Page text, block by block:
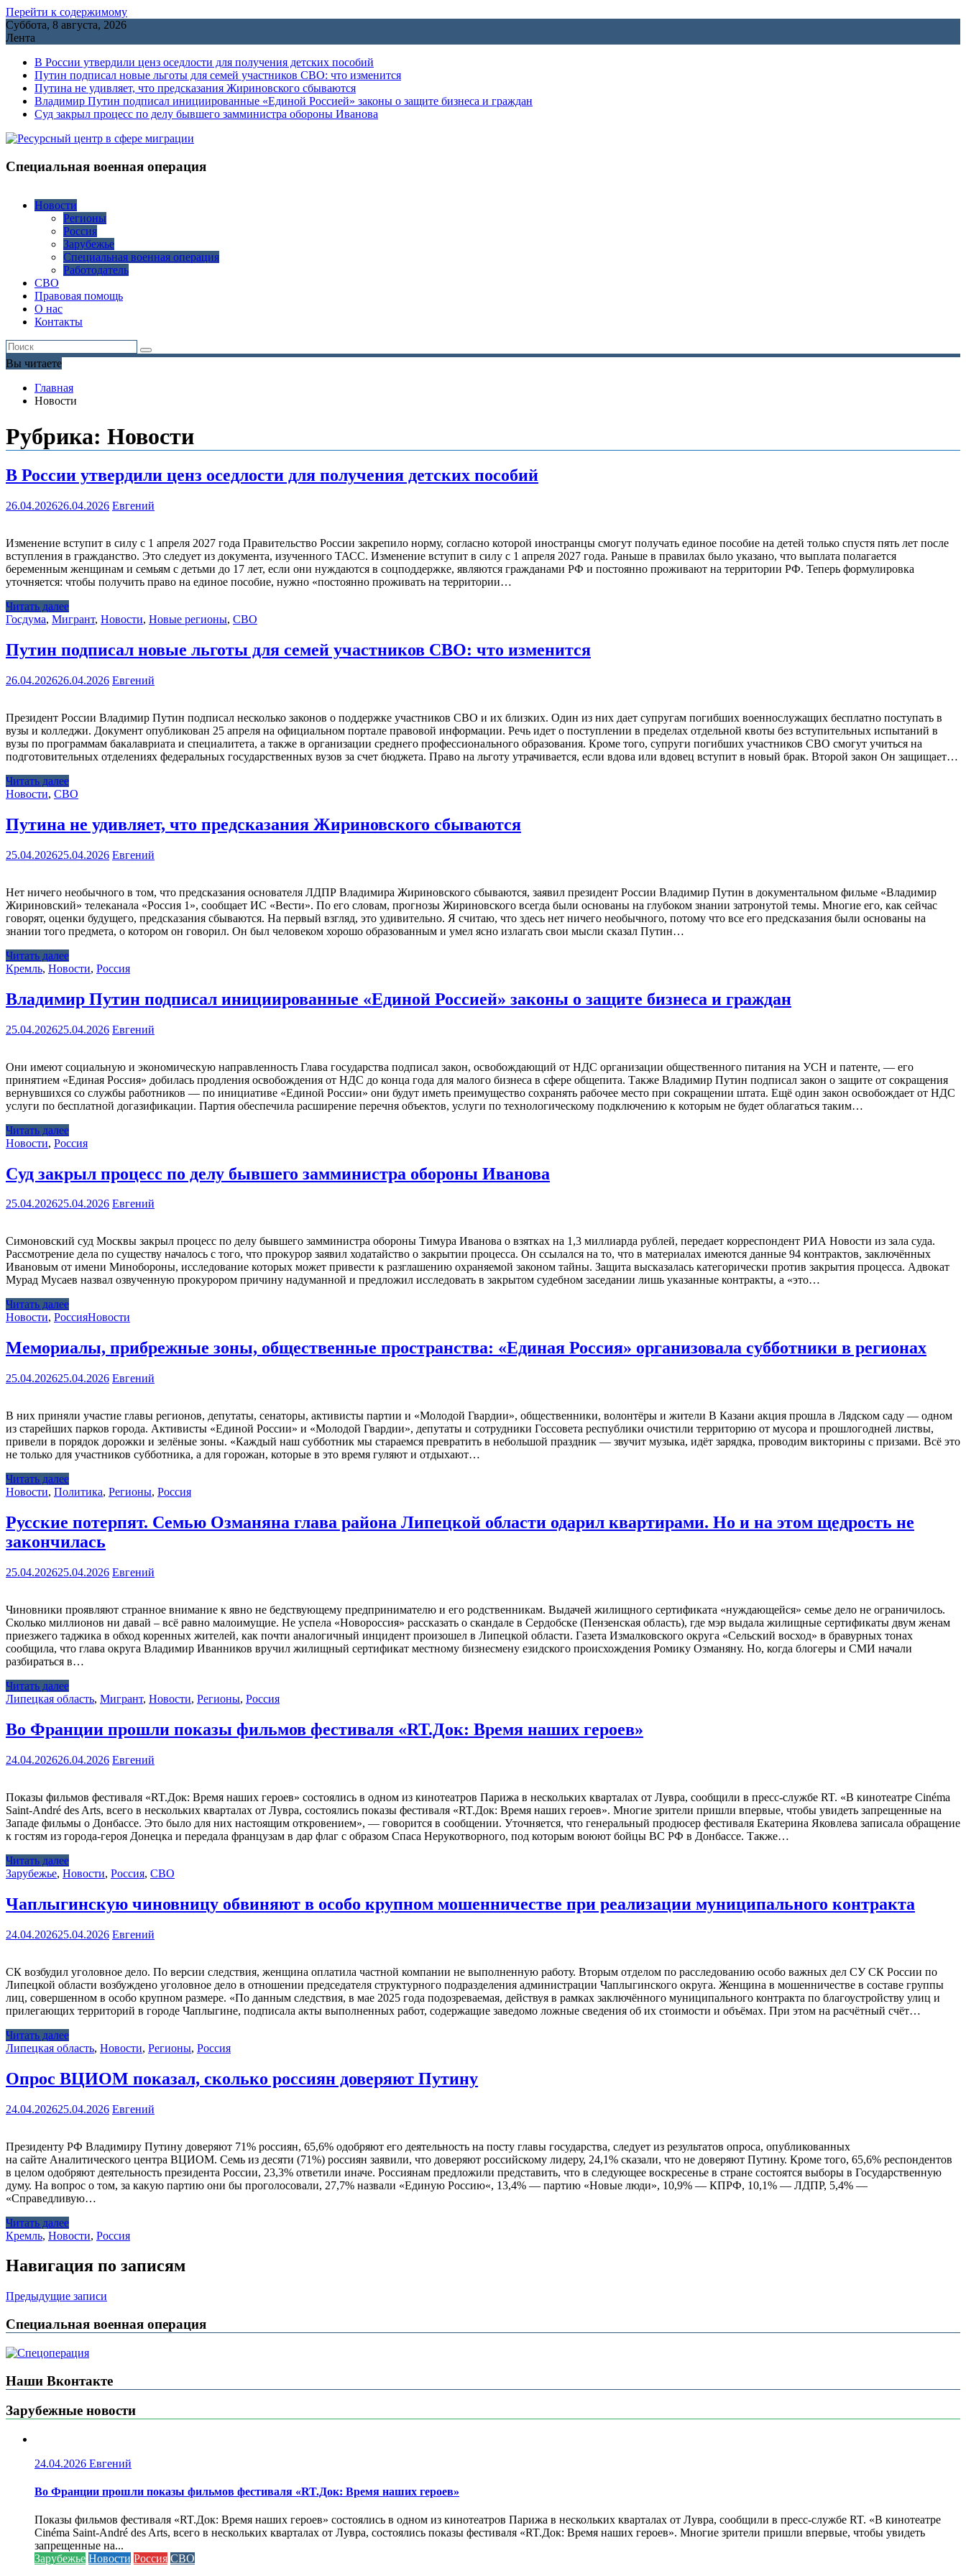
Перейти к содержимому
Суббота, 8 августа, 2026
Лента
В России утвердили ценз оседлости для получения детских пособий
Путин подписал новые льготы для семей участников СВО: что изменится
Путина не удивляет, что предсказания Жириновского сбываются
Владимир Путин подписал инициированные «Единой Россией» законы о защите бизнеса и граждан
Cуд закрыл процесс по делу бывшего замминистра обороны Иванова
Специальная военная операция
Новости
Регионы
Россия
Зарубежье
Специальная военная операция
Работодатель
СВО
Правовая помощь
О нас
Контакты
Вы читаете
Главная
Новости
Рубрика: Новости
В России утвердили ценз оседлости для получения детских пособий
26.04.202626.04.2026 Евгений
Изменение вступит в силу с 1 апреля 2027 года Правительство России закрепило норму, согласно которой иностранцы смогут получать единое пособие на детей только спустя пять лет после
вступления в гражданство. Это следует из документа, изученного ТАСС. Изменение вступит в силу с 1 апреля 2027 года. Раньше в правилах было указано, что выплата полагается
беременным женщинам и семьям с детьми до 17 лет, если они нуждаются в соцподдержке, являются гражданами РФ и постоянно проживают на территории РФ. Теперь формулировка
уточняется: чтобы получить право на единое пособие, нужно «постоянно проживать на территории…
Читать далее
Госдума, Мигрант, Новости, Новые регионы, СВО
Путин подписал новые льготы для семей участников СВО: что изменится
26.04.202626.04.2026 Евгений
Президент России Владимир Путин подписал несколько законов о поддержке участников СВО и их близких. Один из них дает супругам погибших военнослужащих бесплатно поступать в
вузы и колледжи. Документ опубликован 25 апреля на официальном портале правовой информации. Речь идет о поступлении в пределах отдельной квоты без вступительных испытаний в
вузы по программам бакалавриата и специалитета, а также в организации среднего профессионального образования. Кроме того, супруги погибших участников СВО смогут учиться на
подготовительных отделениях федеральных государственных вузов за счет бюджета. Право на льготу утрачивается, если вдова или вдовец вступит в новый брак. Второй закон Он защищает…
Читать далее
Новости, СВО
Путина не удивляет, что предсказания Жириновского сбываются
25.04.202625.04.2026 Евгений
Нет ничего необычного в том, что предсказания основателя ЛДПР Владимира Жириновского сбываются, заявил президент России Владимир Путин в документальном фильме «Владимир
Жириновский» телеканала «Россия 1», сообщает ИС «Вести». По его словам, прогнозы Жириновского всегда были основаны на глубоком знании затронутой темы. Многие его, как сейчас
говорят, оценки будущего, предсказания сбываются. На первый взгляд, это удивительно. Я считаю, что здесь нет ничего необычного, потому что все его предсказания были основаны на
знании того предмета, о котором он говорил. Он был человеком хорошо образованным и умел ясно излагать свои мысли сказал Путин…
Читать далее
Кремль, Новости, Россия
Владимир Путин подписал инициированные «Единой Россией» законы о защите бизнеса и граждан
25.04.202625.04.2026 Евгений
Они имеют социальную и экономическую направленность Глава государства подписал закон, освобождающий от НДС организации общественного питания на УСН и патенте, — его
принятием «Единая Россия» добилась продления освобождения от НДС до конца года для малого бизнеса в сфере общепита. Также Владимир Путин подписал закон о защите от сокращения
вернувшихся со службы работников — по инициативе «Единой России» они будут иметь преимущество сохранять рабочее место при сокращении штата. Ещё один закон освобождает от НДС
услуги по бесплатной догазификации. Партия обеспечила расширение перечня объектов, услуги по технологическому подключению к которым не будет облагаться таким…
Читать далее
Новости, Россия
Cуд закрыл процесс по делу бывшего замминистра обороны Иванова
25.04.202625.04.2026 Евгений
Симоновский суд Москвы закрыл процесс по делу бывшего замминистра обороны Тимура Иванова о взятках на 1,3 миллиарда рублей, передает корреспондент РИА Новости из зала суда.
Рассмотрение дела по существу началось с того, что прокурор заявил ходатайство о закрытии процесса. Он ссылался на то, что в материалах имеются данные 94 контрактов, заключённых
Ивановым от имени Минобороны, исследование которых может привести к разглашению охраняемой законом тайны. Защита высказалась категорически против закрытия процесса. Адвокат
Мурад Мусаев назвал озвученную прокурором причину надуманной и предложил исследовать в закрытом судебном заседании лишь указанные контракты, а «это…
Читать далее
Новости, РоссияНовости
Мемориалы, прибрежные зоны, общественные пространства: «Единая Россия» организовала субботники в регионах
25.04.202625.04.2026 Евгений
В них приняли участие главы регионов, депутаты, сенаторы, активисты партии и «Молодой Гвардии», общественники, волонтёры и жители В Казани акция прошла в Лядском саду — одном
из старейших парков города. Активисты «Единой России» и «Молодой Гвардии», депутаты и сотрудники Госсовета республики очистили территорию от мусора и прошлогодней листвы,
привели в порядок дорожки и зелёные зоны. «Каждый наш субботник мы стараемся превратить в небольшой праздник — звучит музыка, идёт зарядка, проводим викторины с призами. Всё это
не только для участников субботника, а для горожан, которые в это время гуляют и отдыхают…
Читать далее
Новости, Политика, Регионы, Россия
Русские потерпят. Семью Озманяна глава района Липецкой области одарил квартирами. Но и на этом щедрость не
закончилась
25.04.202625.04.2026 Евгений
Чиновники проявляют странное внимание к явно не бедствующему предпринимателю и его родственникам. Выдачей жилищного сертификата «нуждающейся» семье дело не ограничилось.
Сколько миллионов ни давай – всё равно малоимущие. Не успела «Новороссия» рассказать о скандале в Сердобске (Пензенская область), где мэр выдала жилищные сертификаты двум женам
приезжего таджика в обход коренных жителей, как почти аналогичный инцидент произошел в Липецкой области. Газета Измалковского округа «Сельский восход» в бравурных тонах
сообщила, что глава округа Владимир Иванников вручил жилищный сертификат местному бизнесмену езидского происхождения Ромику Озманяну. Но, когда блогеры и СМИ начали
разбираться в…
Читать далее
Липецкая область, Мигрант, Новости, Регионы, Россия
Во Франции прошли показы фильмов фестиваля «RT.Док: Время наших героев»
24.04.202626.04.2026 Евгений
Показы фильмов фестиваля «RT.Док: Время наших героев» состоялись в одном из кинотеатров Парижа в нескольких кварталах от Лувра, сообщили в пресс-службе RT. «В кинотеатре Cinéma
Saint-André des Arts, всего в нескольких кварталах от Лувра, состоялись показы фестиваля «RT.Док: Время наших героев». Многие зрители пришли впервые, чтобы увидеть запрещенные на
Западе фильмы о Донбассе. Это было для них настоящим откровением», — говорится в сообщении. Уточняется, что генеральный продюсер фестиваля Екатерина Яковлева записала обращение
к гостям из города-героя Донецка и передала французам в дар флаг с образом Спаса Нерукотворного, под которым воюют бойцы ВС РФ в Донбассе. Также…
Читать далее
Зарубежье, Новости, Россия, СВО
Чаплыгинскую чиновницу обвиняют в особо крупном мошенничестве при реализации муниципального контракта
24.04.202625.04.2026 Евгений
СК возбудил уголовное дело. По версии следствия, женщина оплатила частной компании не выполненную работу. Вторым отделом по расследованию особо важных дел СУ СК России по
Липецкой области возбуждено уголовное дело в отношении председателя структурного подразделения администрации Чаплыгинского округа. Женщина в мошенничестве в составе группы
лиц, совершенном в особо крупном размере. «По данным следствия, в мае 2025 года подозреваемая, действуя в рамках заключённого муниципального контракта по благоустройству улиц и
прилегающих территорий в городе Чаплыгине, подписала акты выполненных работ, содержащие заведомо ложные сведения об их стоимости и объёмах. При этом на расчётный счёт…
Читать далее
Липецкая область, Новости, Регионы, Россия
Опрос ВЦИОМ показал, сколько россиян доверяют Путину
24.04.202625.04.2026 Евгений
Президенту РФ Владимиру Путину доверяют 71% россиян, 65,6% одобряют его деятельность на посту главы государства, следует из результатов опроса, опубликованных
на сайте Аналитического центра ВЦИОМ. Семь из десяти (71%) россиян заявили, что доверяют российскому лидеру, 24,1% сказали, что не доверяют Путину. Кроме того, 65,6% респондентов
в целом одобряют деятельность президента России, 23,3% ответили иначе. Россиянам предложили представить, что в следующее воскресенье в стране состоятся выборы в Государственную
думу. На вопрос о том, за какую партию они бы проголосовали, 27,7% назвали «Единую Россию«, 13,4% — партию «Новые люди», 10,9% — КПРФ, 10,1% — ЛДПР, 5,4% —
«Справедливую…
Читать далее
Кремль, Новости, Россия
Навигация по записям
Предыдущие записи
Специальная военная операция
Наши Вконтакте
Зарубежные новости
24.04.2026 Евгений
Во Франции прошли показы фильмов фестиваля «RT.Док: Время наших героев»
Показы фильмов фестиваля «RT.Док: Время наших героев» состоялись в одном из кинотеатров Парижа в нескольких кварталах от Лувра, сообщили в пресс-службе RT. «В кинотеатре
Cinéma Saint-André des Arts, всего в нескольких кварталах от Лувра, состоялись показы фестиваля «RT.Док: Время наших героев». Многие зрители пришли впервые, чтобы увидеть
запрещенные на...
Зарубежье Новости Россия СВО